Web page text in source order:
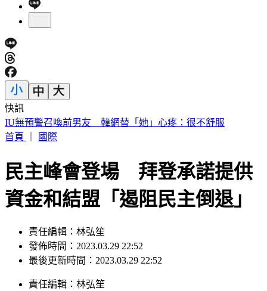
快訊
快訊／財神爺不在家 威力彩頭獎、二獎雙槓龜
首頁
國際
民主峰會登場 拜登承諾提供
資金和結盟「遏阻民主倒退」
責任編輯：林弘笙
發佈時間：2023.03.29 22:52
最後更新時間：2023.03.29 22:52
責任編輯 ： 林弘笙